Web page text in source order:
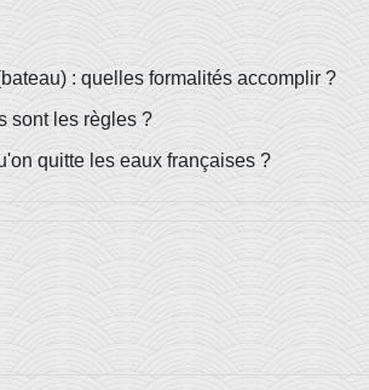
: quelles formalités accomplir ?
sont les règles ?
quitte les eaux françaises ?